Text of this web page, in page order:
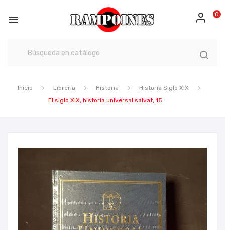
 0
Inicio Librería Historia
Historia Siglo XIX
El siglo XIX, historia universal salvat, 15